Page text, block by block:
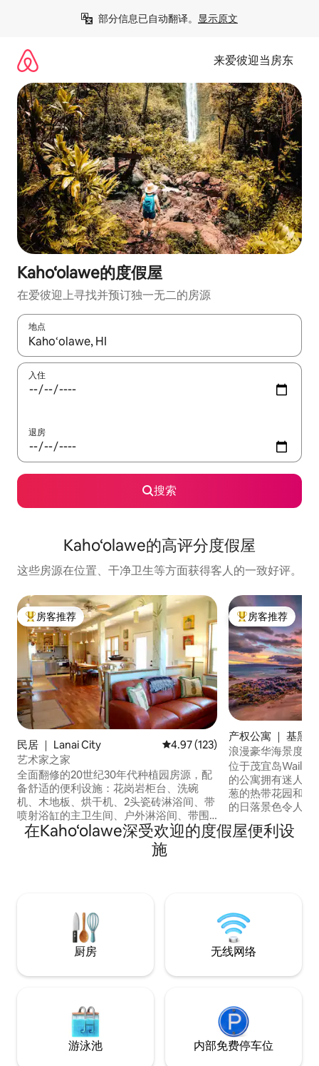
部分信息已自动翻译。 显示原文
来爱彼迎当房东
Kaho‘olawe的度假屋
在爱彼迎上寻找并预订独一无二的房源
地点
如有搜索结果，请使用上下方向键查看，或通过点击或滑动手势
入住
退房
搜索
Kaho‘olawe的高评分度假屋
这些房源在位置、干净卫生等方面获得客人的一致好评。
热门「房客推荐」
房客推荐
民居 ｜ Lanai City 平均评分 4.97 分（满分 5 分），
4.97 (123)
艺术家之家
全面翻修的20世纪30年代种植园房源，配
备舒适的便利设施：花岗岩柜台、洗碗
机、木地板、烘干机、2头瓷砖淋浴间、带
喷射浴缸的主卫生间、户外淋浴间、带围
栏的房源，打造迷你绿洲。 家外之家，配
备了极佳的便利设施和美妙的拉奈岛日
落。2间卧室-主卧：加大双人床，带卫生
4.166%的GET税。许可证号码STLA
2017/0002。Aloha
热门「房客推荐」
房客推荐
产权公寓 ｜ 基黑
浪漫豪华海景度假
位于茂宜岛Wailea
的公寓拥有迷人的
葱的热带花园和泳池景观。
的日落景色令人惊叹。 美食厨房
洗衣机/烘干机，免费
在Kaho‘olawe深受欢迎的度假屋便利设
施
厨房 无线网络
游泳池 内部免费停车位